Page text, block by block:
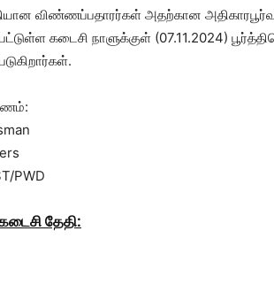
விண்ணப்பதாரர்கள் அதற்கான
கடைசி நாளுக்குள் (07.11.2024)
PWD
தேதி: